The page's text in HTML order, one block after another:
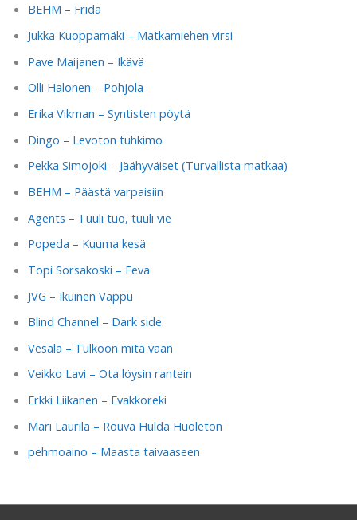
BEHM – Frida
Jukka Kuoppamäki – Matkamiehen virsi
Pave Maijanen – Ikävä
Olli Halonen – Pohjola
Erika Vikman – Syntisten pöytä
Dingo – Levoton tuhkimo
Pekka Simojoki – Jäähyväiset (Turvallista matkaa)
BEHM – Päästä varpaisiin
Agents – Tuuli tuo, tuuli vie
Popeda – Kuuma kesä
Topi Sorsakoski – Eeva
JVG – Ikuinen Vappu
Blind Channel – Dark side
Vesala – Tulkoon mitä vaan
Veikko Lavi – Ota löysin rantein
Erkki Liikanen – Evakkoreki
Mari Laurila – Rouva Hulda Huoleton
pehmoaino – Maasta taivaaseen